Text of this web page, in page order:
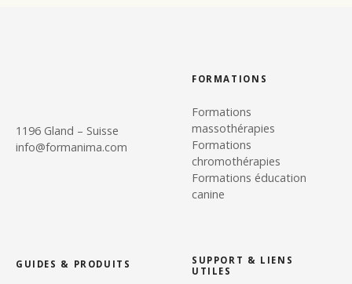
1196 Gland – Suisse
info@formanima.com
FORMATIONS
Formations
massothérapies
Formations
chromothérapies
Formations éducation
canine
GUIDES & PRODUITS
SUPPORT & LIENS
UTILES